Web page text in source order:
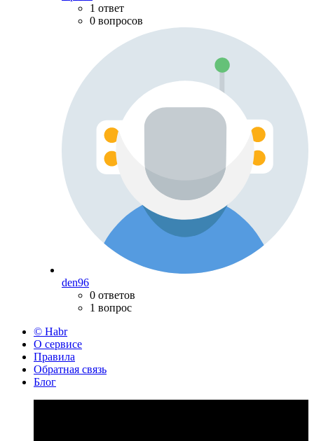
1 ответ
0 вопросов
den96
0 ответов
1 вопрос
© Habr
О сервисе
Правила
Обратная связь
Блог